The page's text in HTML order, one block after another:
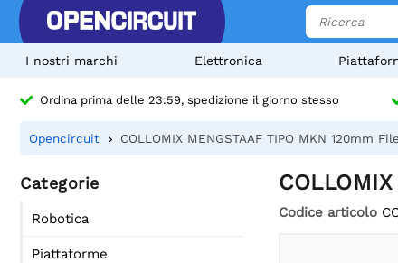
I nostri marchi Elettronica
Ordina prima delle 23:59, spedizione il giorno stesso
Opencircuit COLLOMIX MENGSTAAF TIPO MKN 120mm
Categorie
Robotica
Piattaforme
Codice articolo